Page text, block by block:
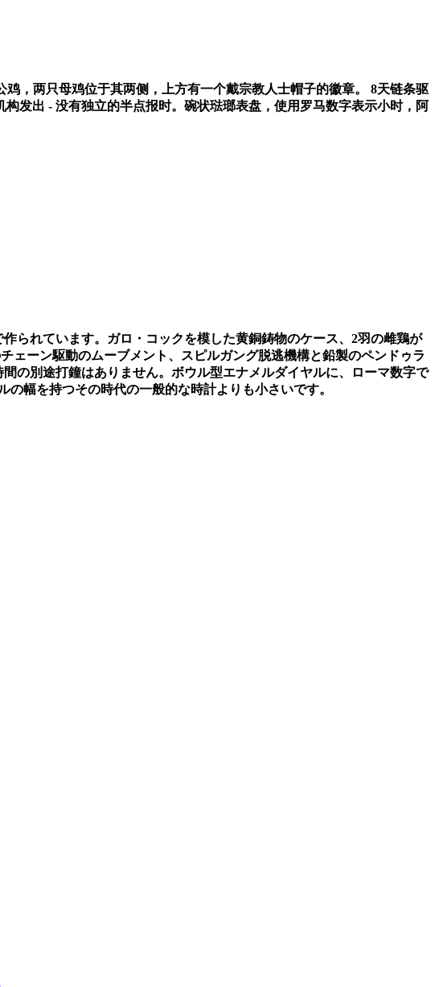
，两只母鸡位于其两侧，上方有一个戴宗教人士帽子的徽章。 8天链条驱
构发出 - 没有独立的半点报时。碗状琺瑯表盘，使用罗马数字表示小时，阿
作られています。ガロ ・コックを模した黄銅鋳物のケース、 2羽の雌鶏が
チェーン駆動のムーブメント、スピルガング脱逃機構と鉛製のペンドゥラ
の別途打鐘はありません。ボウル型エナメルダイヤルに、ローマ数字で
の幅を持つその時代の一般的な時計よりも小さいです。